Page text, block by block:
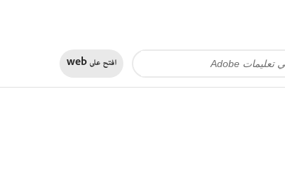
افتح علىweb